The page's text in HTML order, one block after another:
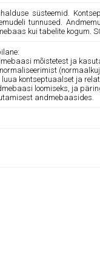
süsteemid.
tunnused.
kui tabelite kogum.
mõistetest ja
kontseptuaalset ja
loomiseks, ja
andmebaasides.